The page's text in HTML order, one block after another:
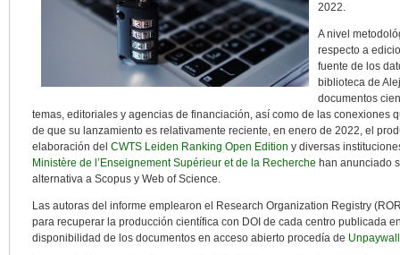
2022.
A nivel
respecto a
fuente de los
biblioteca de
documentos
temas, editoriales y agencias de financiación, así como de las conexiones
de que su lanzamiento es relativamente reciente, en enero de 2022, el
elaboración del CWTS Leiden Ranking Open Edition y diversas
Ministère de l’Enseignement Supérieur et de la Recherche han anunciado
alternativa a Scopus y Web of Science.
Las autoras del informe emplearon el Research Organization Registry
para recuperar la producción científica con DOI de cada centro publicada
disponibilidad de los documentos en acceso abierto procedía de Unpaywall